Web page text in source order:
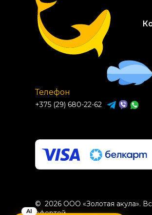
Телефон
+375 (29) 680-22-62
© 2026 ООО «Золотая акула».
офертой.